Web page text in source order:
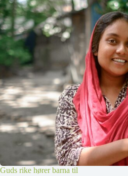
Guds rike hører barna til